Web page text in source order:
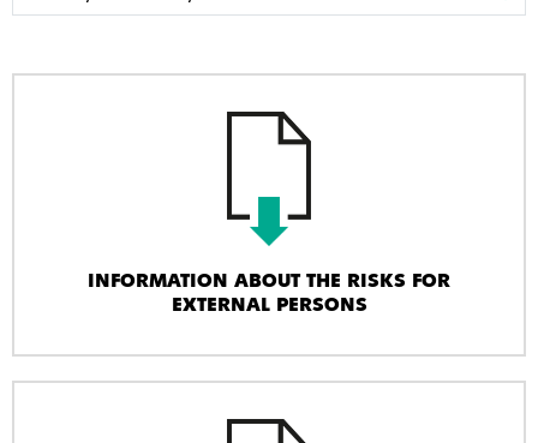
INFORMATION ABOUT THE RISKS FOR
EXTERNAL PERSONS